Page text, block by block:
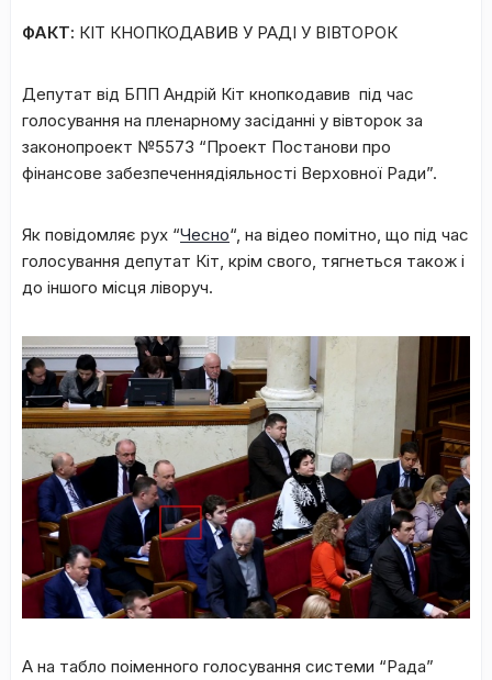
ФАКТ: КІТ КНОПКОДАВИВ У РАДІ У ВІВТОРОК
Депутат від БПП Андрій Кіт кнопкодавив під час
голосування на пленарному засіданні у вівторок за
законопроект №5573 “Проект Постанови про
фінансове забезпеченнядіяльності Верховної Ради”.
Як повідомляє рух “Чесно“, на відео помітно, що під час
голосування депутат Кіт, крім свого, тягнеться також і
до іншого місця ліворуч.
А на табло поіменного голосування системи “Рада”